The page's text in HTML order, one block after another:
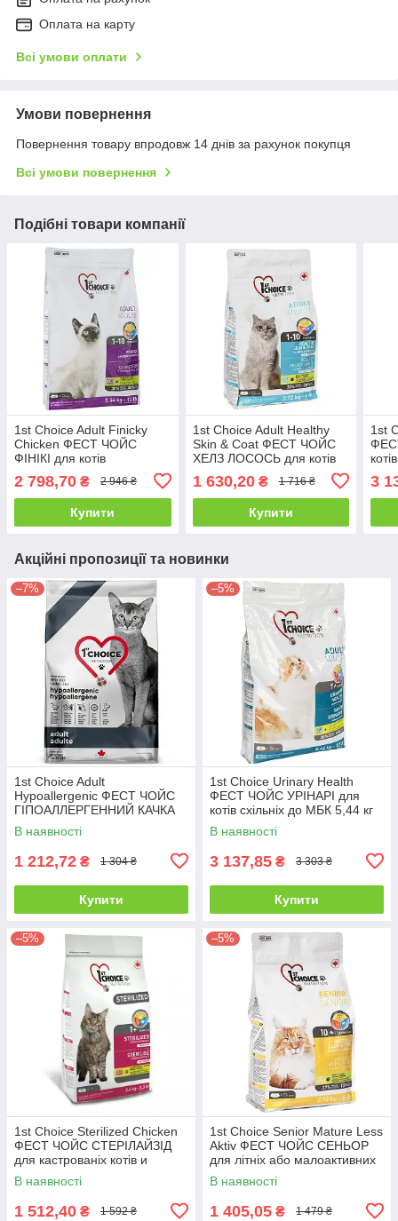
Оплата на карту
Всі умови оплати
Умови повернення
Повернення товару впродовж 14 днів за рахунок покупця
Всі умови повернення
Подібні товари компанії
1st Choice Adult Finicky
Chicken ФЕСТ ЧОЙС
ФІНІКІ для котів
2 798,70 ₴ 2 946 ₴
Купити
1st Choice Adult Healthy
Skin & Coat ФЕСТ ЧОЙС
ХЕЛЗ ЛОСОСЬ для котів
1 630,20₴ 1 716 ₴
Купити
1st
3
Акційні пропозиції та новинки
–7%
1st Choice Adult
Hypoallergenic ФЕСТ ЧОЙС
ГІПОАЛЛЕРГЕННИЙ КАЧКА
сухий дієтичний беззерновий
корм для котів 1,8 кг
В наявності
1 212,72 ₴ 1 304 ₴
Купити
–5%
1st Choice Urinary Health
ФЕСТ ЧОЙС УРІНАРІ для
котів схільніх до МБК 5,44 кг
В наявності
3 137,85 ₴ 3 303 ₴
Купити
–5%
1st Choice Sterilized Chicken
ФЕСТ ЧОЙС СТЕРІЛАЙЗІД
для кастрованіх котів и
стерілізованіх кішок 2,4 кг
В наявності
1 512,40 ₴ 1 592 ₴
–5%
1st Choice Senior Mature Less
Aktiv ФЕСТ ЧОЙС СЕНЬОР
для літніх або малоактивних
котів 2,72 кг
В наявності
1 405,05 ₴ 1 479 ₴